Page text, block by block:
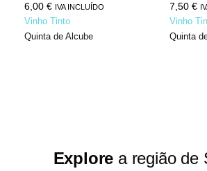
6,00 € IVA INCLUÍDO
Vinho Tinto
Quinta de Alcube
7,50 €
Vinho
Quinta
Explore a região de